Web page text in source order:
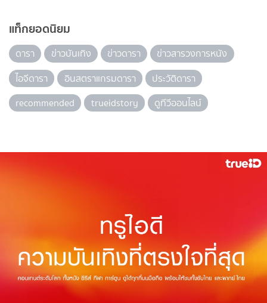
แท็กยอดนิยม
ดารา ข่าวบันเทิง ข่าวดารา
ข่าวสารวงการหนัง
ไอจีดารา
อินสตราแกรมดารา
ประวัติดารา
recommended
trueidstory ดูทีวีออนไลน์